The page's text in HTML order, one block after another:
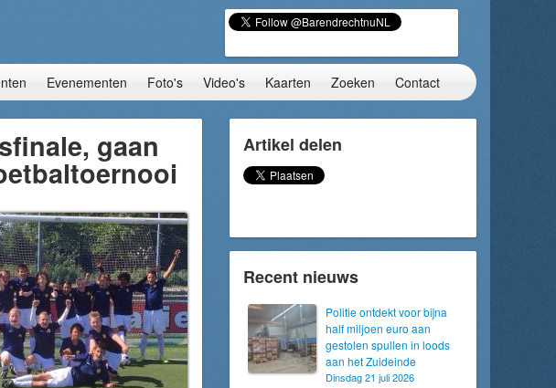
Evenementen Foto's Video's Kaarten Zoeken Contact
gaan Artikel delen
Recent nieuws
Politie ontdekt voor bijna
half miljoen euro aan
gestolen spullen in loods
aan het Zuideinde
Dinsdag 21 juli 2026